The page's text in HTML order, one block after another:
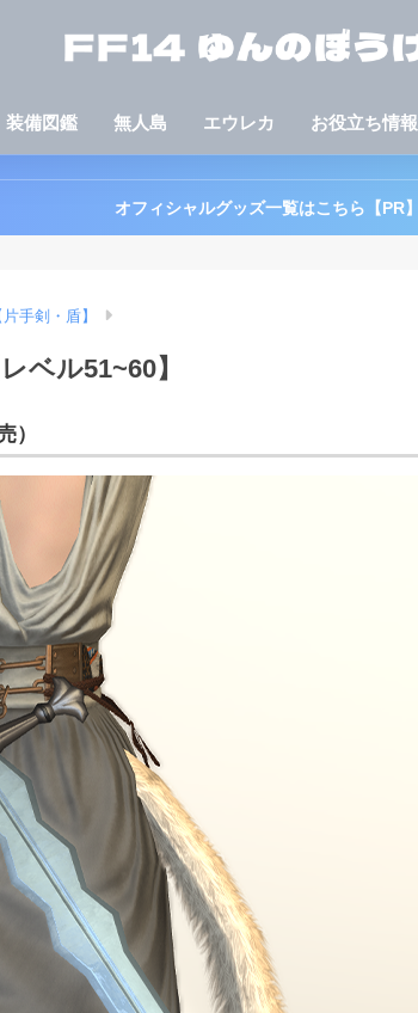
装備図鑑 無人島 エウレカ お役立ち情報
オフィシャルグッズ一覧はこちら【PR】
手剣・盾】
ベル51~60】
）